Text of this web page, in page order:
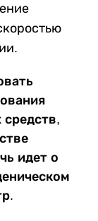
идет о